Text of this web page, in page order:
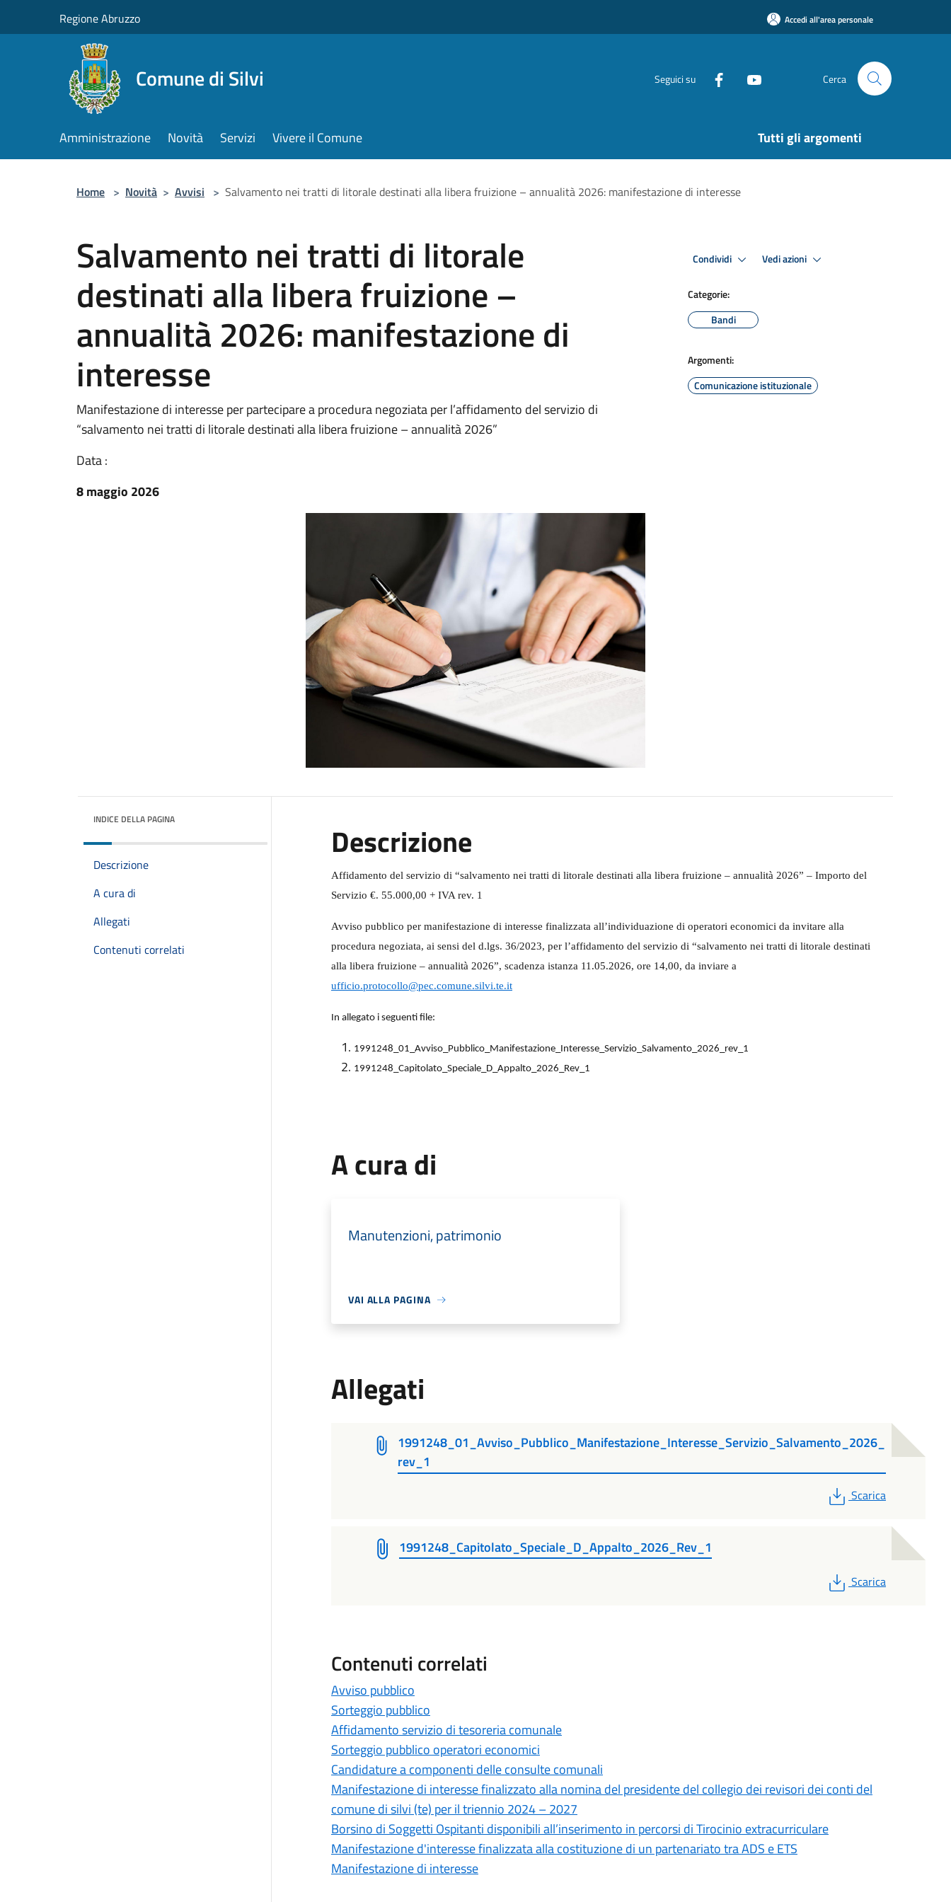
Regione Abruzzo Accedi all'area personale
Comune di Silvi Seguici su Cerca
Amministrazione Novità Servizi Vivere il Comune Tutti gli argomenti
Home > Novità > Avvisi > Salvamento nei tratti di litorale destinati alla libera fruizione – annualità 2026: manifestazione di interesse
Salvamento nei tratti di litorale
destinati alla libera fruizione –
annualità 2026: manifestazione di
interesse
Manifestazione di interesse per partecipare a procedura negoziata per l’affidamento del servizio di
“salvamento nei tratti di litorale destinati alla libera fruizione – annualità 2026”
Data :
8 maggio 2026
Condividi Vedi azioni
Categorie:
Bandi
Argomenti:
Comunicazione istituzionale
INDICE DELLA PAGINA
Descrizione
A cura di
Allegati
Contenuti correlati
Descrizione
Affidamento del servizio di “salvamento nei tratti di litorale destinati alla libera fruizione – annualità 2026” – Importo del
Servizio €. 55.000,00 + IVA rev. 1
Avviso pubblico per manifestazione di interesse finalizzata all’individuazione di operatori economici da invitare alla
procedura negoziata, ai sensi del d.lgs. 36/2023, per l’affidamento del servizio di “salvamento nei tratti di litorale destinati
alla libera fruizione – annualità 2026”, scadenza istanza 11.05.2026, ore 14,00, da inviare a
ufficio.protocollo@pec.comune.silvi.te.it
In allegato i seguenti file:
1991248_01_Avviso_Pubblico_Manifestazione_Interesse_Servizio_Salvamento_2026_rev_1
1991248_Capitolato_Speciale_D_Appalto_2026_Rev_1
A cura di
Manutenzioni, patrimonio
VAI ALLA PAGINA
Allegati
1991248_01_Avviso_Pubblico_Manifestazione_Interesse_Servizio_Salvamento_2026_
rev_1
PDF
Scarica
1991248_Capitolato_Speciale_D_Appalto_2026_Rev_1
PDF
Scarica
Contenuti correlati
Avviso pubblico
Sorteggio pubblico
Affidamento servizio di tesoreria comunale
Sorteggio pubblico operatori economici
Candidature a componenti delle consulte comunali
Manifestazione di interesse finalizzato alla nomina del presidente del collegio dei revisori dei conti del
comune di silvi (te) per il triennio 2024 – 2027
Borsino di Soggetti Ospitanti disponibili all’inserimento in percorsi di Tirocinio extracurriculare
Manifestazione d'interesse finalizzata alla costituzione di un partenariato tra ADS e ETS
Manifestazione di interesse